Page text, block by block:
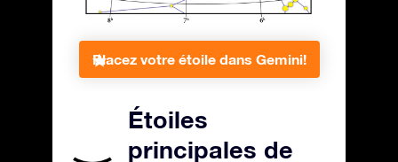
Placez votre étoile dans Gemini!
Étoiles
principales de